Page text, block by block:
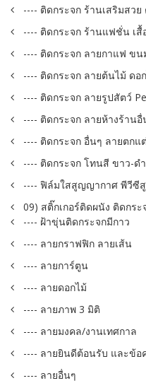
---- ติดกระจก ร้านเสริมสว
---- ติดกระจก ร้านแฟชั่น เสื้
---- ติดกระจก ลายกาแฟ ขน
---- ติดกระจก ลายต้นไม้ ดอ
---- ติดกระจก ลายรูปสัตว์
---- ติดกระจก ลายห้างร้าน
---- ติดกระจก อื่นๆ ลายตกแ
---- ติดกระจก โทนสี ขาว-ดำ
---- ฟิล์มใสสูญญากาศ พีวีซี
09) สติ๊กเกอร์ติดผนัง ติดกระ
---- ฝ้าขุ่นติดกระจกมีกาว
---- ลายกราฟฟิก ลายเส้น
---- ลายการ์ตูน
---- ลายดอกไม้
---- ลายภาพ 3 มิติ
---- ลายมงคล/งานเทศกาล
---- ลายยินดีต้อนรับ และข้อ
---- ลายอื่นๆ